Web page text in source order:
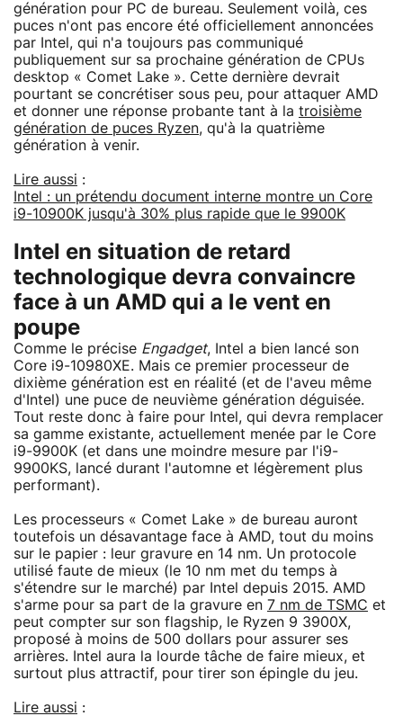
génération pour PC de bureau. Seulement voilà, ces
puces n'ont pas encore été officiellement annoncées
par Intel, qui n'a toujours pas communiqué
publiquement sur sa prochaine génération de CPUs
desktop « Comet Lake ». Cette dernière devrait
pourtant se concrétiser sous peu, pour attaquer AMD
et donner une réponse probante tant à la troisième
génération de puces Ryzen, qu'à la quatrième
génération à venir.
Lire aussi :
Intel : un prétendu document interne montre un Core
i9-10900K jusqu'à 30% plus rapide que le 9900K
Intel en situation de retard
technologique devra convaincre
face à un AMD qui a le vent en
poupe
Comme le précise Engadget, Intel a bien lancé son
Core i9-10980XE. Mais ce premier processeur de
dixième génération est en réalité (et de l'aveu même
d'Intel) une puce de neuvième génération déguisée.
Tout reste donc à faire pour Intel, qui devra remplacer
sa gamme existante, actuellement menée par le Core
i9-9900K (et dans une moindre mesure par l'i9-
9900KS, lancé durant l'automne et légèrement plus
performant).
Les processeurs « Comet Lake » de bureau auront
toutefois un désavantage face à AMD, tout du moins
sur le papier : leur gravure en 14 nm. Un protocole
utilisé faute de mieux (le 10 nm met du temps à
s'étendre sur le marché) par Intel depuis 2015. AMD
s'arme pour sa part de la gravure en 7 nm de TSMC et
peut compter sur son flagship, le Ryzen 9 3900X,
proposé à moins de 500 dollars pour assurer ses
arrières. Intel aura la lourde tâche de faire mieux, et
surtout plus attractif, pour tirer son épingle du jeu.
Lire aussi :